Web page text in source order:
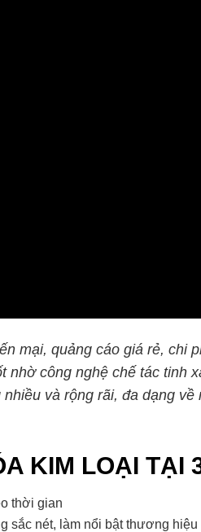
mại, quảng cáo giá rẻ, chi
nhờ công nghệ chế tác tinh
và rộng rãi, đa dạng về
KIM LOẠI TẠI
thời gian
sắc nét, làm nổi bật thương hiệu